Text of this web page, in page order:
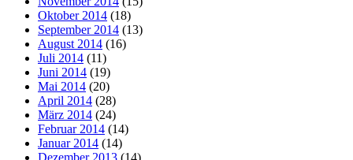
Oktober 2014 (18)
September 2014 (13)
August 2014 (16)
Juli 2014 (11)
Juni 2014 (19)
Mai 2014 (20)
April 2014 (28)
März 2014 (24)
Februar 2014 (14)
Januar 2014 (14)
Dezember 2013 (14)